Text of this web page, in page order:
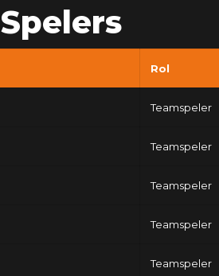
Spelers
Rol
Teamspeler
Teamspeler
Teamspeler
Teamspeler
Teamspeler